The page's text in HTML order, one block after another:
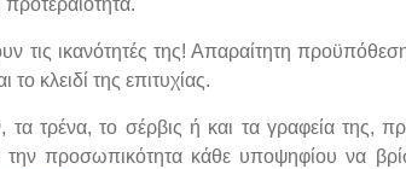
τις ικανότητές της! Απαραίτητη
κλειδί της επιτυχίας.
τρένα, το σέρβις ή και τα γραφεία της,
προσωπικότητα κάθε υποψηφίου να